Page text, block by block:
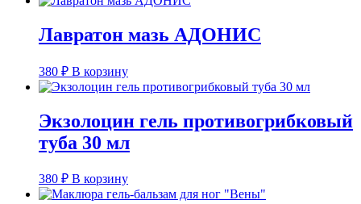
Лавратон мазь АДОНИС
380 ₽ В корзину
Экзолоцин гель противогрибковый
туба 30 мл
380 ₽ В корзину